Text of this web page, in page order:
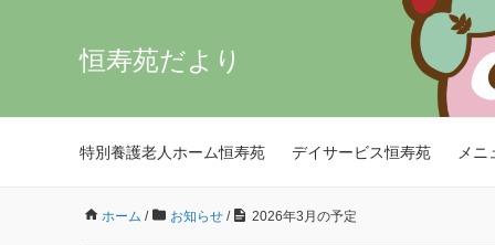
恒寿苑だより
特別養護老人ホーム恒寿苑 デイサービス恒寿苑 メニ
ホーム / お知らせ / 2026年3月の予定